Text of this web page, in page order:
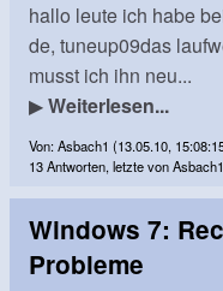
hallo leute ich habe
de, tuneup09das
musst ich ihn neu...
▶Weiterlesen...
Von: Asbach1 (13.05.10,
13 Antworten, letzte von
Windows 7:
Probleme